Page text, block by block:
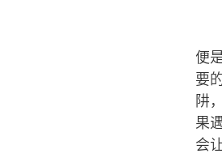
便
要
阱
果
会